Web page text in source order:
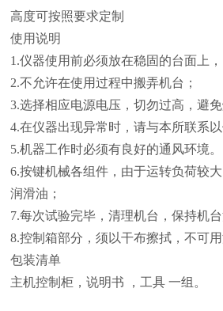
高度可按照要求定制
使用说明
1.仪器使用前必须放在稳固的台面上，
2.不允许在使用过程中搬弄机台；
3.选择相应电源电压，切勿过高，避免
4.在仪器出现异常时，请与本所联系以
5.机器工作时必须有良好的通风环境。
6.按键机械各组件，由于运转负荷较
润滑油；
7.每次试验完毕，清理机台，保持机台
8.控制箱部分，须以干布擦拭，不可用
包装清单
主机控制柜，说明书 ，工具 一组。